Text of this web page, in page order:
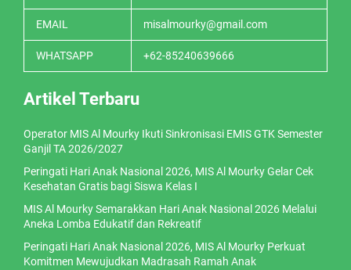
EMAIL misalmourky@gmail.com
WHATSAPP +62-85240639666
Artikel Terbaru
Operator MIS Al Mourky Ikuti Sinkronisasi EMIS GTK Semester
Ganjil TA 2026/2027
Peringati Hari Anak Nasional 2026, MIS Al Mourky Gelar Cek
Kesehatan Gratis bagi Siswa Kelas I
MIS Al Mourky Semarakkan Hari Anak Nasional 2026 Melalui
Aneka Lomba Edukatif dan Rekreatif
Peringati Hari Anak Nasional 2026, MIS Al Mourky Perkuat
Komitmen Mewujudkan Madrasah Ramah Anak